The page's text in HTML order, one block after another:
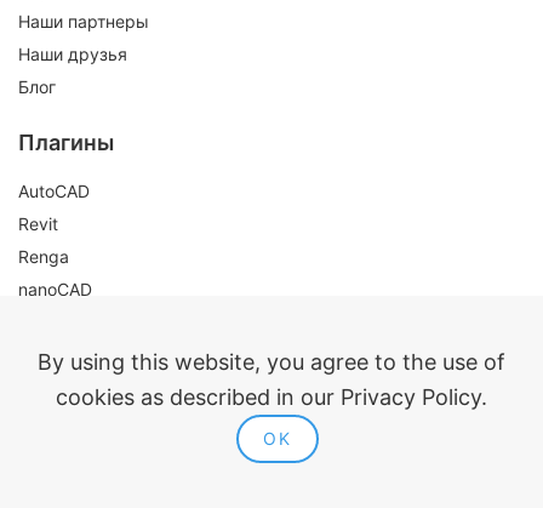
Наши партнеры
Наши друзья
Блог
Плагины
AutoCAD
Revit
Renga
nanoCAD
Публичная оферта
Политика конфиденциальности
Согласие на обработку персональных данных
By using this website, you agree to the use of
cookies as described in our Privacy Policy.
OK